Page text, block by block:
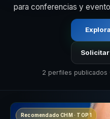
para conferencias y
2 perfiles publicados
Recomendado CHM · TOP 1